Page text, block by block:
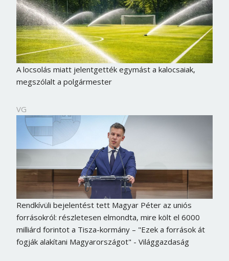
A locsolás miatt jelentgették egymást a kalocsaiak,
megszólalt a polgármester
VG
Rendkívüli bejelentést tett Magyar Péter az uniós
forrásokról: részletesen elmondta, mire költ el 6000
milliárd forintot a Tisza-kormány – "Ezek a források át
fogják alakítani Magyarországot" - Világgazdaság